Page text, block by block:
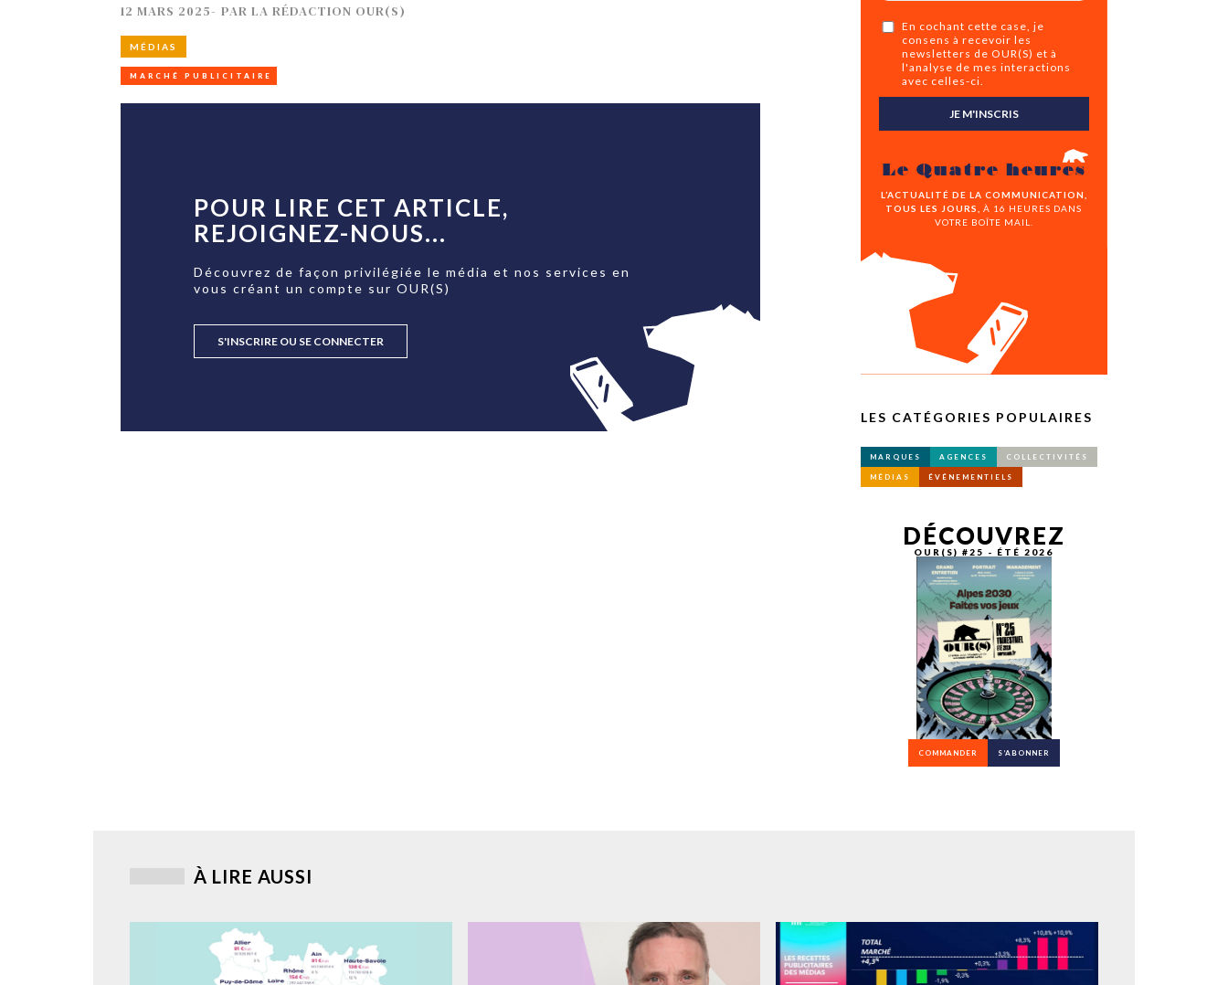
12 MARS 2025- PARLA RÉDACTION OUR(S)
MÉDIAS
MARCHÉ PUBLICITAIRE
POUR LIRE CET ARTICLE,
REJOIGNEZ-NOUS...
Découvrez de façon privilégiée le média et nos services en
vous créant un compte sur OUR(S)
S'INSCRIRE OU SE CONNECTER
En cochant cette case, je
consens à recevoir les
newsletters de OUR(S) et à
l'analyse de mes interactions
avec celles-ci.
JE M'INSCRIS
Le Quatre heures
L’ACTUALITÉ DE LA COMMUNICATION,
TOUS LES JOURS,
À 16 HEURES DANS
VOTRE BOÎTE MAIL.
LES CATÉGORIES POPULAIRES
MARQUES AGENCES COLLECTIVITÉS
MÉDIAS ÉVÉNEMENTIELS
DÉCOUVREZ
OUR(S) #25 - ÉTÉ 2026
COMMANDER S’ABONNER
À LIRE AUSSI